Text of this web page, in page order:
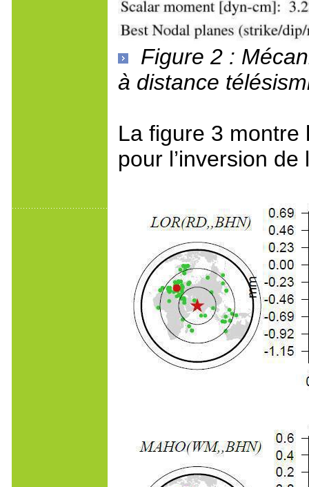
Figure 2 :
à distance
La figure 3 montre
pour l’inversion de